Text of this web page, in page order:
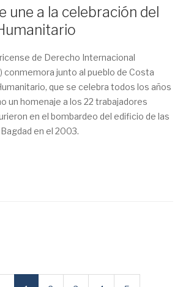
une a la celebración del
de Derecho Internacional
conmemora junto al pueblo de Costa
que se celebra todos los años
un homenaje a los 22 trabajadores
en el bombardeo del edificio de las
en el 2003.